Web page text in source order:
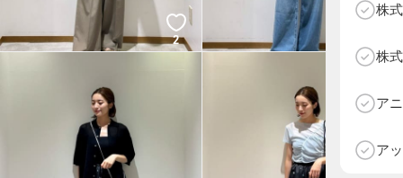
株
株
ア
ア
2